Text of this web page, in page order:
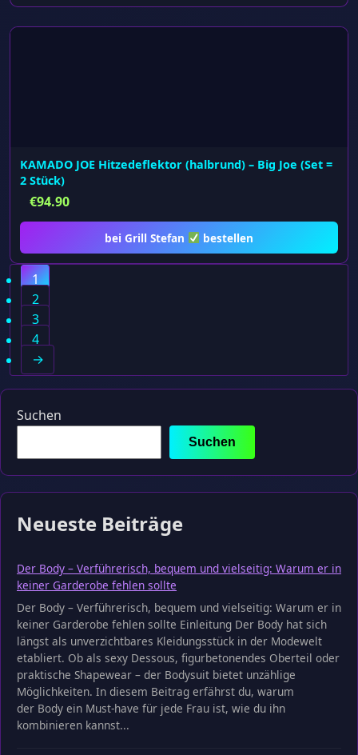
KAMADO JOE Hitzedeflektor (halbrund) – Big Joe (Set =
2 Stück)
€94.90
bei Grill Stefan bestellen
1
2
3
4
→
Suchen
Suchen
Neueste Beiträge
Der Body – Verführerisch, bequem und vielseitig: Warum er in
keiner Garderobe fehlen sollte
Der Body – Verführerisch, bequem und vielseitig: Warum er in
keiner Garderobe fehlen sollte Einleitung Der Body hat sich
längst als unverzichtbares Kleidungsstück in der Modewelt
etabliert. Ob als sexy Dessous, figurbetonendes Oberteil oder
praktische Shapewear – der Bodysuit bietet unzählige
Möglichkeiten. In diesem Beitrag erfährst du, warum
der Body ein Must-have für jede Frau ist, wie du ihn
kombinieren kannst...